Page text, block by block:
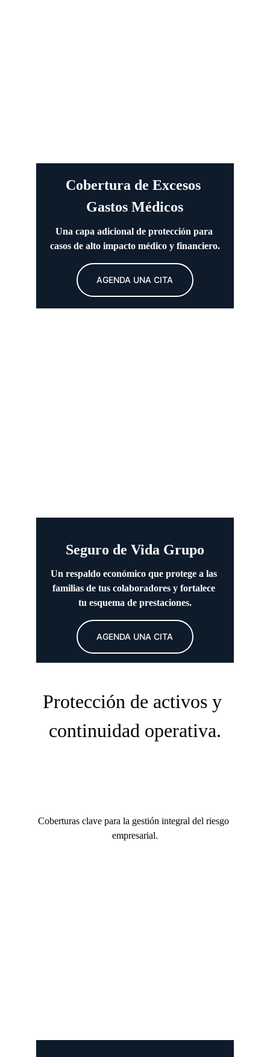
Cobertura de Excesos
Gastos Médicos
Una capa adicional de protección para
casos de alto impacto médico y financiero.
Seguro de Vida Grupo
Un respaldo económico que protege a las
familias de tus colaboradores y fortalece
tu esquema de prestaciones.
AGENDA UNA CITA
AGENDA UNA CITA
Protección de activos y
continuidad operativa.
Coberturas clave para la gestión integral del riesgo
empresarial.